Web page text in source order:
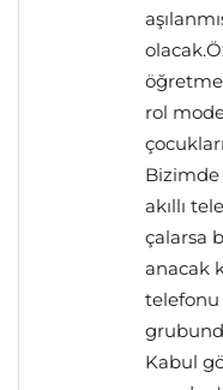
rol
Bizimde
akıllı
çalarsa
anacak
telefonu
Kabul